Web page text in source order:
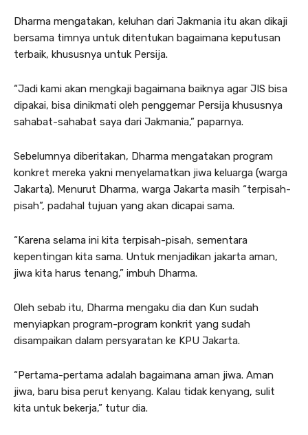
Dharma mengatakan, keluhan dari Jakmania itu akan dikaji
bersama timnya untuk ditentukan bagaimana keputusan
terbaik, khususnya untuk Persija.
“Jadi kami akan mengkaji bagaimana baiknya agar JIS bisa
dipakai, bisa dinikmati oleh penggemar Persija khususnya
sahabat-sahabat saya dari Jakmania,” paparnya.
Sebelumnya diberitakan, Dharma mengatakan program
konkret mereka yakni menyelamatkan jiwa keluarga (warga
Jakarta). Menurut Dharma, warga Jakarta masih “terpisah-
pisah”, padahal tujuan yang akan dicapai sama.
“Karena selama ini kita terpisah-pisah, sementara
kepentingan kita sama. Untuk menjadikan jakarta aman,
jiwa kita harus tenang,” imbuh Dharma.
Oleh sebab itu, Dharma mengaku dia dan Kun sudah
menyiapkan program-program konkrit yang sudah
disampaikan dalam persyaratan ke KPU Jakarta.
“Pertama-pertama adalah bagaimana aman jiwa. Aman
jiwa, baru bisa perut kenyang. Kalau tidak kenyang, sulit
kita untuk bekerja,” tutur dia.